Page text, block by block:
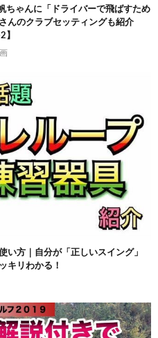
ちゃんに「ドライバーで飛ばすため
んのクラブセッティングも紹介
】
い方｜自分が「正しいスイング」
キリわかる！